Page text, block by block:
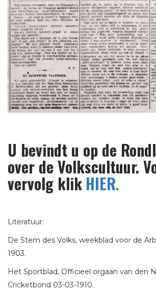
U bevindt u op de
over de Volkscultuur.
vervolg klik HIER.
Literatuur:
De Stem des Volks, weekblad voor de
1903.
Het Sportblad, Officieel orgaan van den
Cricketbond 03-03-1910.